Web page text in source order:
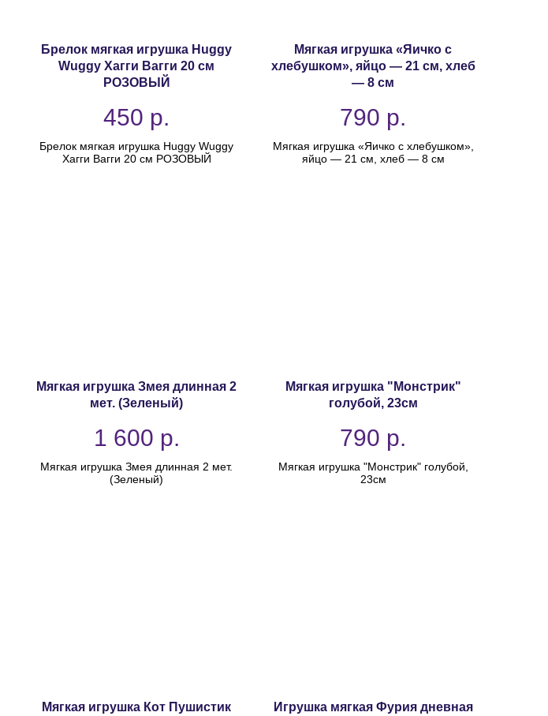
Брелок мягкая игрушка Huggy
Wuggy Хагги Вагги 20 см
РОЗОВЫЙ
450 р.
Брелок мягкая игрушка Huggy Wuggy
Хагги Вагги 20 см РОЗОВЫЙ
Мягкая игрушка «Яичко с
хлебушком», яйцо — 21 см, хлеб
— 8 см
790 р.
Мягкая игрушка «Яичко с хлебушком»,
яйцо — 21 см, хлеб — 8 см
Мягкая игрушка Змея длинная 2
мет. (Зеленый)
1 600 р.
Мягкая игрушка Змея длинная 2 мет.
(Зеленый)
Мягкая игрушка "Монстрик"
голубой, 23см
790 р.
Мягкая игрушка "Монстрик" голубой,
23см
Мягкая игрушка Кот Пушистик
Игрушка мягкая Фурия дневная